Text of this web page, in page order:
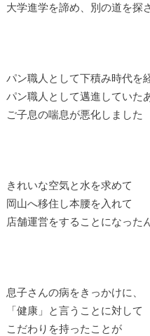
大学進学を諦め、別の道を探
パン職人として下積み時代を
パン職人として邁進していた
ご子息の喘息が悪化しました
きれいな空気と水を求めて
岡山へ移住し本腰を入れて
店舗運営をすることになった
息子さんの病をきっかけに、
「健康」と言うことに対して
こだわりを持ったことが